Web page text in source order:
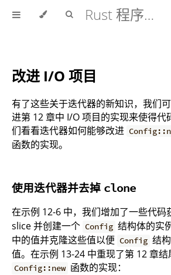
Rust 程序设计语言 中文版
改进 I/O 项目
有了这些关于迭代器的新知识，我们
进第 12 章中 I/O 项目的实现来使得代
们看看迭代器如何能够改进
函数的实现。
使用迭代器并去掉 clone
在示例 12-6 中，我们增加了一些代码
slice 并创建一个 Config 结构体的实
中的值并克隆这些值以便 Config 结
值。在示例 13-24 中重现了第 12 章
Config::new 函数的实现：